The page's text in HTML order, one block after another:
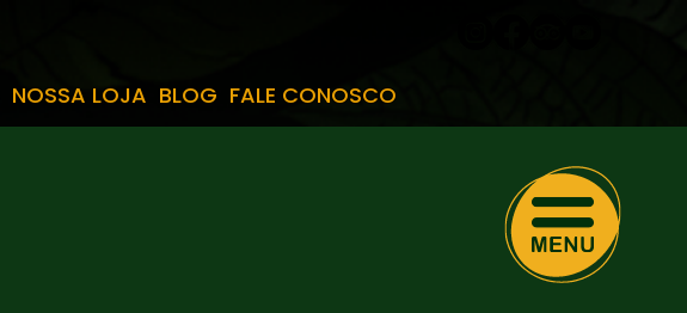
NOSSA LOJA BLOG FALE CONOSCO